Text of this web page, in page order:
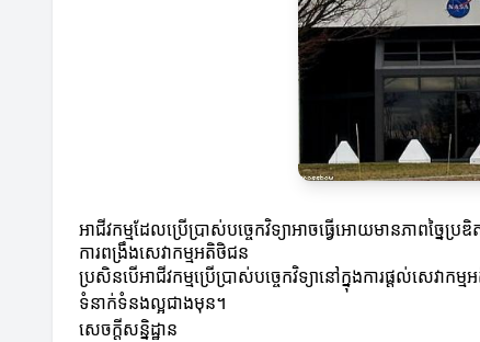
អាជីវកម្មដែលប្រើប្រាស់បច្ចេកវិទ្យាអាចធ្វើអោយមានភាពច្នៃ
ការពង្រឹងសេវាកម្មអតិថិជន
ប្រសិនបើអាជីវកម្មប្រើប្រាស់បច្ចេកវិទ្យានៅក្នុងការផ្តល់សេ
ទំនាក់ទំនងល្អជាងមុន។
សេចក្តីសន្និដ្ឋាន